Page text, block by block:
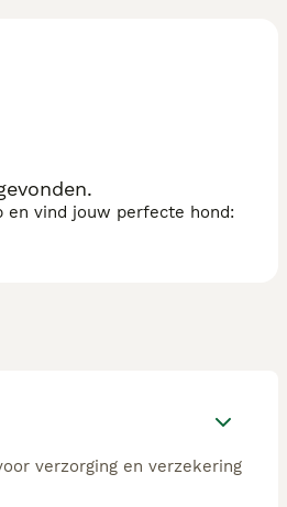
en vind jouw perfecte hond:
verzorging en verzekering